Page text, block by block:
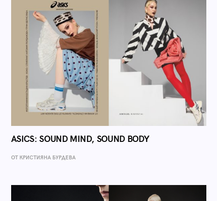
ASICS: SOUND MIND, SOUND BODY
ОТ КРИСТИЯНА БУРДЕВА